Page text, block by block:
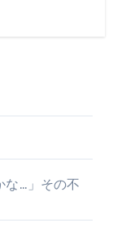
な…」その不